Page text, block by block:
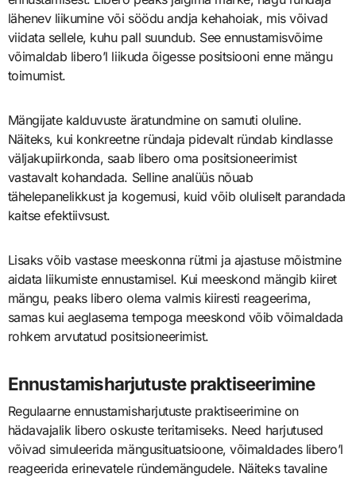
lähenev liikumine või söödu andja kehahoiak, mis võivad
viidata sellele, kuhu pall suundub. See ennustamisvõime
võimaldab libero’l liikuda õigesse positsiooni enne mängu
toimumist.
Mängijate kalduvuste äratundmine on samuti oluline.
Näiteks, kui konkreetne ründaja pidevalt ründab kindlasse
väljakupiirkonda, saab libero oma positsioneerimist
vastavalt kohandada. Selline analüüs nõuab
tähelepanelikkust ja kogemusi, kuid võib oluliselt parandada
kaitse efektiivsust.
Lisaks võib vastase meeskonna rütmi ja ajastuse mõistmine
aidata liikumiste ennustamisel. Kui meeskond mängib kiiret
mängu, peaks libero olema valmis kiiresti reageerima,
samas kui aeglasema tempoga meeskond võib võimaldada
rohkem arvutatud positsioneerimist.
Ennustamisharjutuste praktiseerimine
Regulaarne ennustamisharjutuste praktiseerimine on
hädavajalik libero oskuste teritamiseks. Need harjutused
võivad simuleerida mängusituatsioone, võimaldades libero’l
reageerida erinevatele ründemängudele. Näiteks tavaline